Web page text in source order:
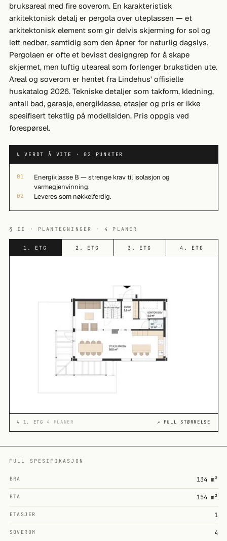
bruksareal med fire soverom. En karakteristisk
arkitektonisk detalj er pergola over uteplassen — et
arkitektonisk element som gir delvis skjerming for sol og
lett nedbør, samtidig som den åpner for naturlig dagslys.
Pergolaen er ofte et bevisst designgrep for å skape
skjermet, men luftig uteareal som forlenger brukstiden ute.
Areal og soverom er hentet fra Lindehus' offisielle
huskatalog 2026. Tekniske detaljer som takform, kledning,
antall bad, garasje, energiklasse, etasjer og pris er ikke
spesifisert tekstlig på modellsiden. Pris oppgis ved
forespørsel.
↳ VERDT Å VITE · 02 PUNKTER
01
Energiklasse B — strenge krav til isolasjon og
varmegjenvinning.
02 Leveres som nøkkelferdig.
§ II · PLANTEGNINGER · 4 PLANER
1. ETG 2. ETG 3. ETG 4. ETG
↳ 1. ETG 4 PLANER ↗ FULL STØRRELSE
FULL SPESIFIKASJON
BRA 134 m²
BTA 154 m²
ETASJER 1
SOVEROM 4